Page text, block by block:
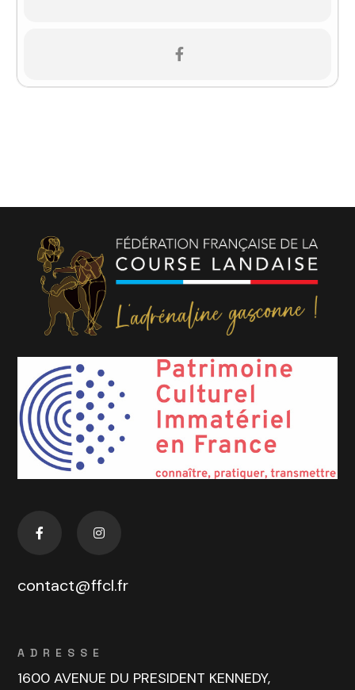
contact@ffcl.fr
ADRESSE
1600 AVENUE DU PRESIDENT KENNEDY,